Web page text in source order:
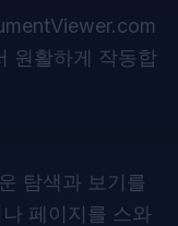
원활하게 작동합
탐색과 보기를
페이지를 스와